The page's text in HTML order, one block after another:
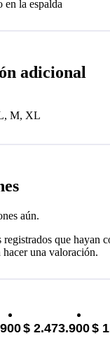
en la espalda
adicional
M, XL
aún.
registrados que hayan
una valoración.
$2.473.900$